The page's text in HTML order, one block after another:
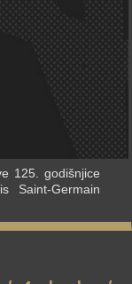
125. godišnjice
Saint-Germain